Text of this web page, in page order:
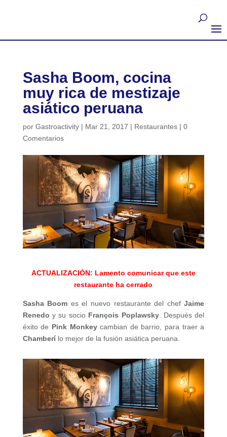
Sasha Boom, cocina
muy rica de mestizaje
asiático peruana
por Gastroactivity| Mar 21, 2017 | Restaurantes| 0
Comentarios
ACTUALIZACIÓN: Lamento comunicar que este
restaurante ha cerrado
Sasha Boom es el nuevo restaurante del chefJaime
Renedo y su socio François Poplawsky. Después del
éxito de Pink Monkeycambian de barrio, para traer a
Chamberílo mejor de la fusión asiática peruana.